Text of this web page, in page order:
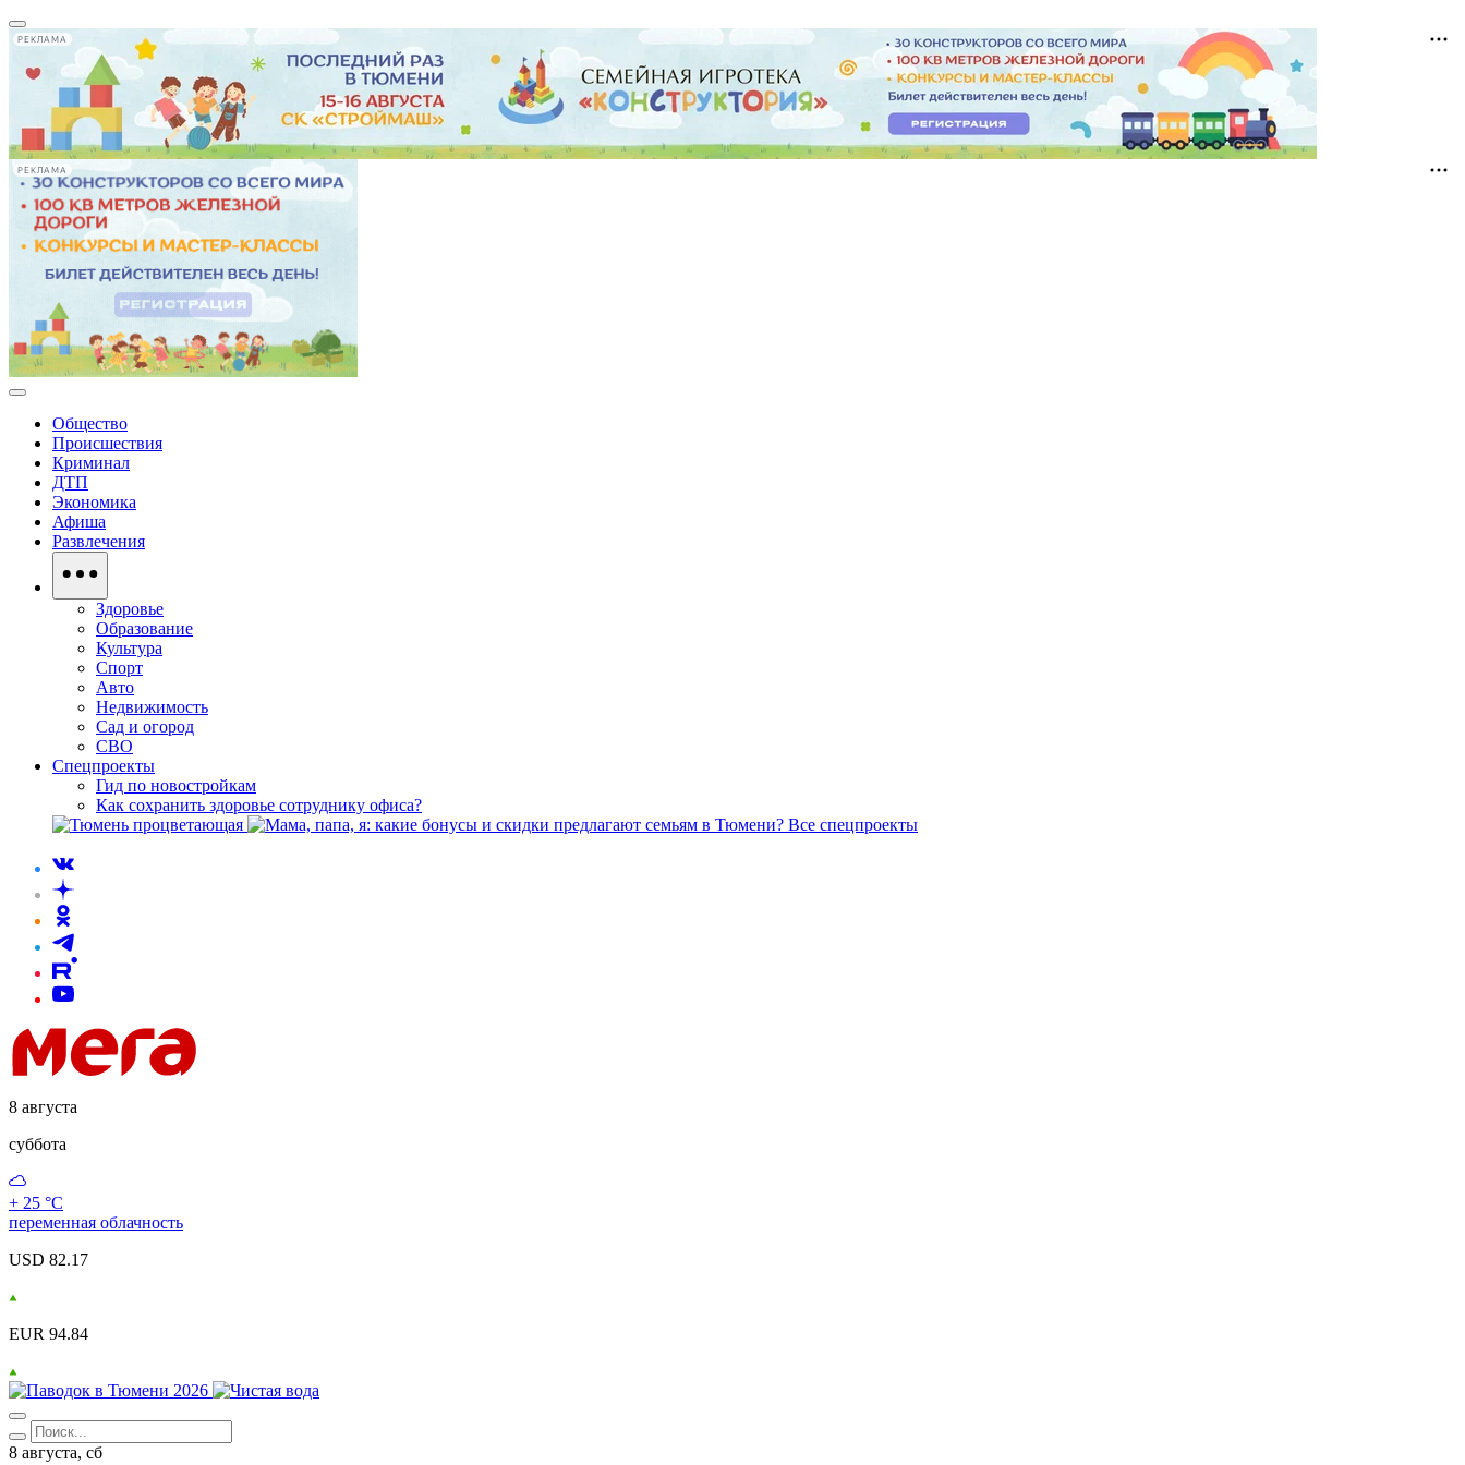
РЕКЛАМА
РЕКЛАМА
Общество
Происшествия
Криминал
ДТП
Экономика
Афиша
Развлечения
Здоровье
Образование
Культура
Спорт
Авто
Недвижимость
Сад и огород
СВО
Спецпроекты
Гид по новостройкам
Как сохранить здоровье сотруднику офиса?
Все спецпроекты
8 августа
суббота
+ 25 °С
переменная облачность
USD 82.17
EUR 94.84
8 августа, сб